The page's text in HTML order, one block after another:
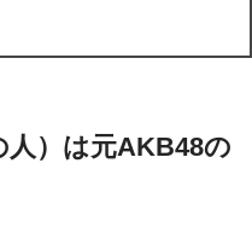
）は元AKB48の